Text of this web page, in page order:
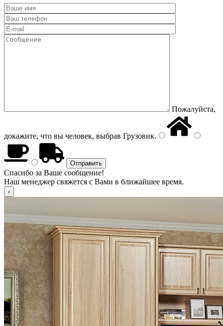
Пожалуйста,
докажите, что вы человек, выбрав Грузовик.
Спасибо за Ваше сообщение!
Наш менеджер свяжется с Вами в ближайшее время.